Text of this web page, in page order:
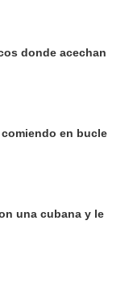
donde acechan
comiendo en bucle
una cubana y le